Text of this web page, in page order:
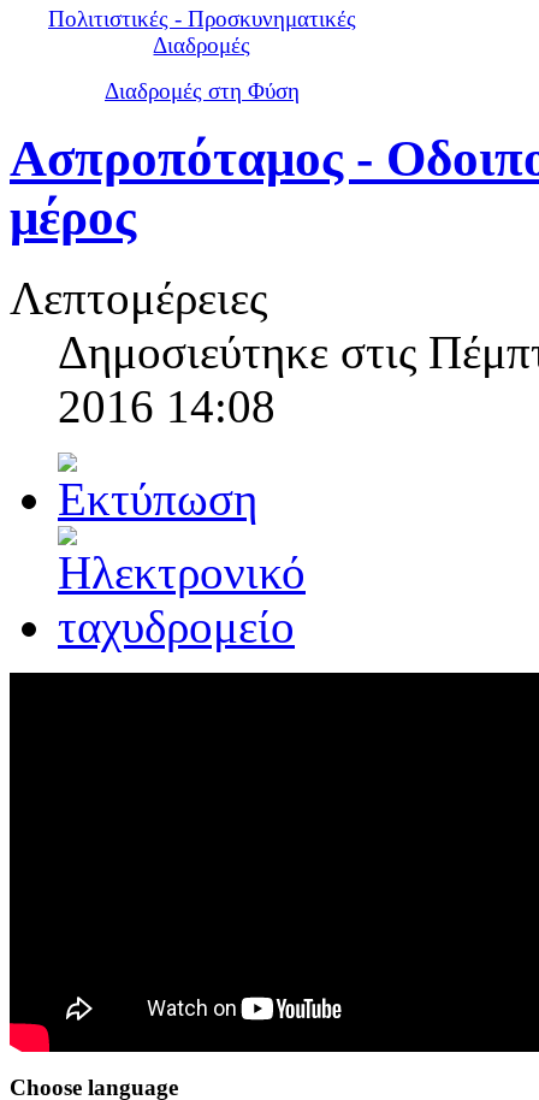
Πολιτιστικές - Προσκυνηματικές
Διαδρομές
Διαδρομές στη Φύση
Ασπροπόταμος -
μέρος
Λεπτομέρειες
Δημοσιεύτηκε στις
2016 14:08
Choose language